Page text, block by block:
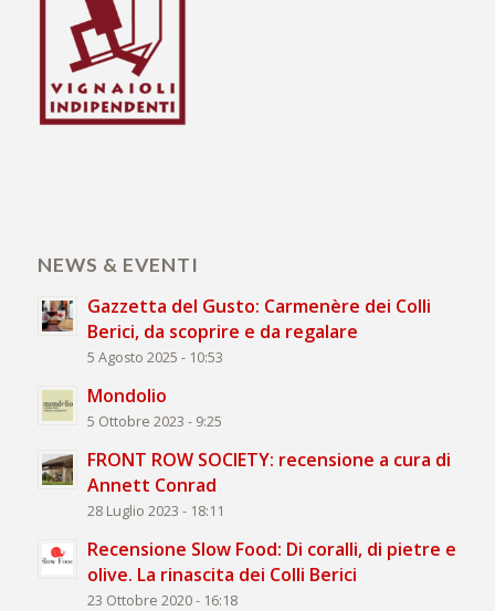
NEWS & EVENTI
Gazzetta del Gusto: Carmenère dei Colli
Berici, da scoprire e da regalare
5 Agosto 2025 - 10:53
Mondolio
5 Ottobre 2023 - 9:25
FRONT ROW SOCIETY: recensione a cura di
Annett Conrad
28 Luglio 2023 - 18:11
Recensione Slow Food: Di coralli, di pietre e
olive. La rinascita dei Colli Berici
23 Ottobre 2020 - 16:18